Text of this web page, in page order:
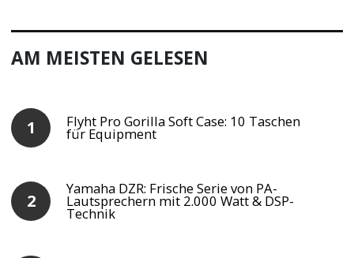
AM MEISTEN GELESEN
Flyht Pro Gorilla Soft Case: 10 Taschen
für Equipment
Yamaha DZR: Frische Serie von PA-
Lautsprechern mit 2.000 Watt & DSP-
Technik